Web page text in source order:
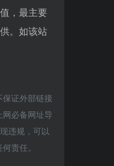
，最主要
。如该站
证外部链接
必备网址导
违规，可以
责任。